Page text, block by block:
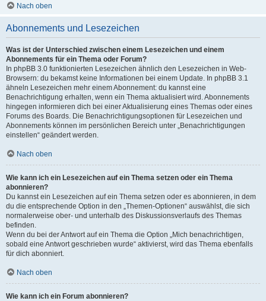
Nach oben
Abonnements und Lesezeichen
Was ist der Unterschied zwischen einem Lesezeichen und einem
Abonnements für ein Thema oder Forum?
In phpBB 3.0 funktionierten Lesezeichen ähnlich den Lesezeichen in Web-
Browsern: du bekamst keine Informationen bei einem Update. In phpBB 3.1
ähneln Lesezeichen mehr einem Abonnement: du kannst eine
Benachrichtigung erhalten, wenn ein Thema aktualisiert wird. Abonnements
hingegen informieren dich bei einer Aktualisierung eines Themas oder eines
Forums des Boards. Die Benachrichtigungsoptionen für Lesezeichen und
Abonnements können im persönlichen Bereich unter „Benachrichtigungen
einstellen“ geändert werden.
Nach oben
Wie kann ich ein Lesezeichen auf ein Thema setzen oder ein Thema
abonnieren?
Du kannst ein Lesezeichen auf ein Thema setzen oder es abonnieren, in dem
du die entsprechende Option in den „Themen-Optionen“ auswählst, die sich
normalerweise ober- und unterhalb des Diskussionsverlaufs des Themas
befinden.
Wenn du bei der Antwort auf ein Thema die Option „Mich benachrichtigen,
sobald eine Antwort geschrieben wurde“ aktivierst, wird das Thema ebenfalls
für dich abonniert.
Nach oben
Wie kann ich ein Forum abonnieren?